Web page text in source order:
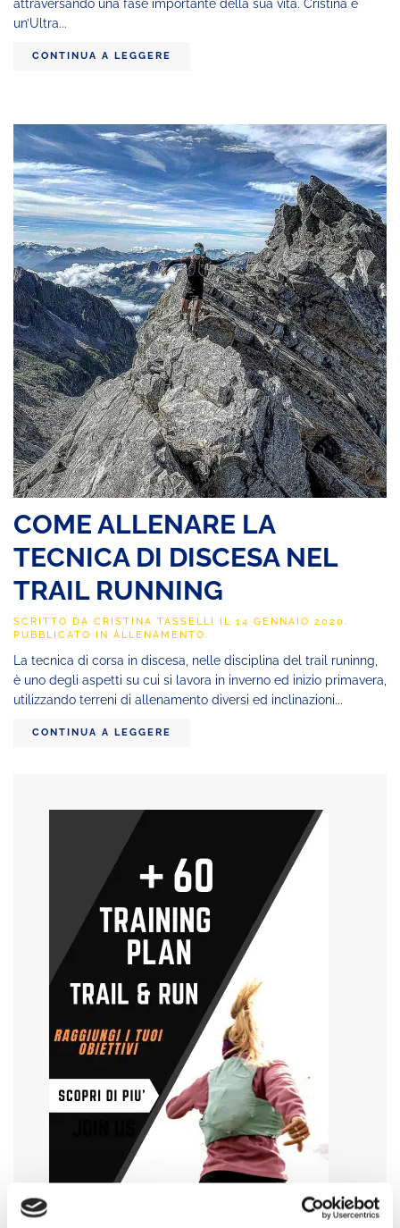
attraversando una fase importante della sua vita. Cristina é
un’Ultra...
CONTINUA A LEGGERE
COME ALLENARE LA
TECNICA DI DISCESA NEL
TRAIL RUNNING
SCRITTO DA CRISTINA TASSELLI IL 14 GENNAIO 2020.
PUBBLICATO IN ALLENAMENTO.
La tecnica di corsa in discesa, nelle disciplina del trail runinng,
è uno degli aspetti su cui si lavora in inverno ed inizio primavera,
utilizzando terreni di allenamento diversi ed inclinazioni...
CONTINUA A LEGGERE